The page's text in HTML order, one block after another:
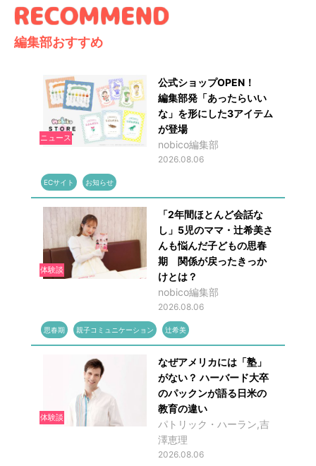
編集部おすすめ
ニュース
公式ショップOPEN！
編集部発「あったらいい
な」を形にした3アイテム
が登場
nobico編集部
2026.08.06
ECサイト お知らせ
体験談
「2年間ほとんど会話な
し」5児のママ・辻希美さ
んも悩んだ子どもの思春
期 関係が戻ったきっか
けとは？
nobico編集部
2026.08.06
思春期 親子コミュニケーション 辻希美
体験談
なぜアメリカには「塾」
がない？ ハーバード大卒
のパックンが語る日米の
教育の違い
パトリック・ハーラン,吉
澤恵理
2026.08.06